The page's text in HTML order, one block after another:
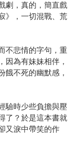
劇，真的，簡直戲
》，一切混戰、荒
不悲情的字句，重
因為有妹妹相伴，
餓不死的幽默感，
驗時少些負擔與壓
了？於是這本書就
又淚中帶笑的作